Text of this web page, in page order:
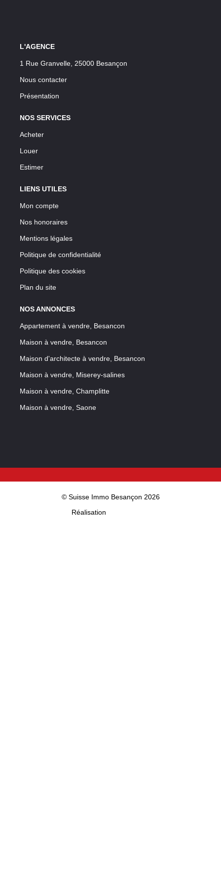
L'AGENCE
1 Rue Granvelle, 25000 Besançon
Nous contacter
Présentation
NOS SERVICES
Acheter
Louer
Estimer
LIENS UTILES
Mon compte
Nos honoraires
Mentions légales
Politique de confidentialité
Politique des cookies
Plan du site
NOS ANNONCES
Appartement à vendre, Besancon
Maison à vendre, Besancon
Maison d'architecte à vendre, Besancon
Maison à vendre, Miserey-salines
Maison à vendre, Champlitte
Maison à vendre, Saone
© Suisse Immo Besançon 2026
Réalisation